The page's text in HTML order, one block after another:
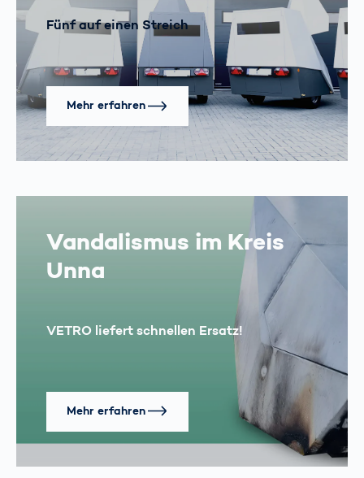
Fünf auf einen Streich
Mehr erfahren
Vandalismus im Kreis
Unna
VETRO liefert schnellen Ersatz!
Mehr erfahren